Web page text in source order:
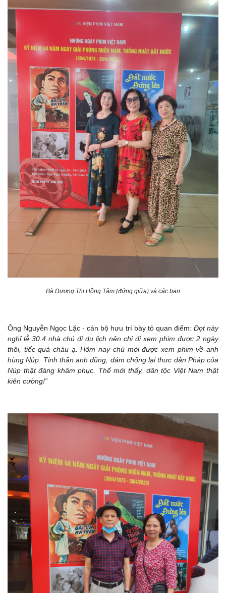
Bà Dương Thị Hồng Tâm (đứng giữa) và các bạn
Ông Nguyễn Ngọc Lặc - cán bộ hưu trí bày tỏ quan điểm: Đợt này
nghỉ lễ 30.4 nhà chú đi du lịch nên chỉ đi xem phim được 2 ngày
thôi, tiếc quá cháu ạ. Hôm nay chú mới được xem phim về anh
hùng Núp. Tinh thần anh dũng, dám chống lại thực dân Pháp của
Núp thật đáng khâm phục. Thế mới thấy, dân tộc Việt Nam thật
kiên cường!”